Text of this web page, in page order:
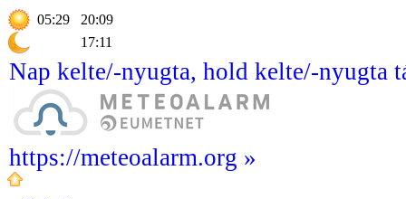
05:29
20:09
17:11
Nap kelte/-nyugta, hold kelte/-nyugta
https://meteoalarm.org »